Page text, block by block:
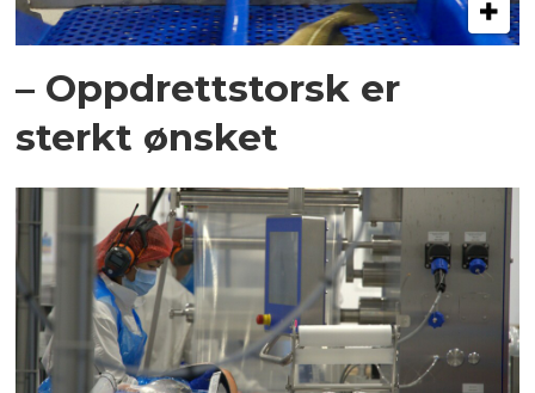
– Oppdrettstorsk er
sterkt ønsket